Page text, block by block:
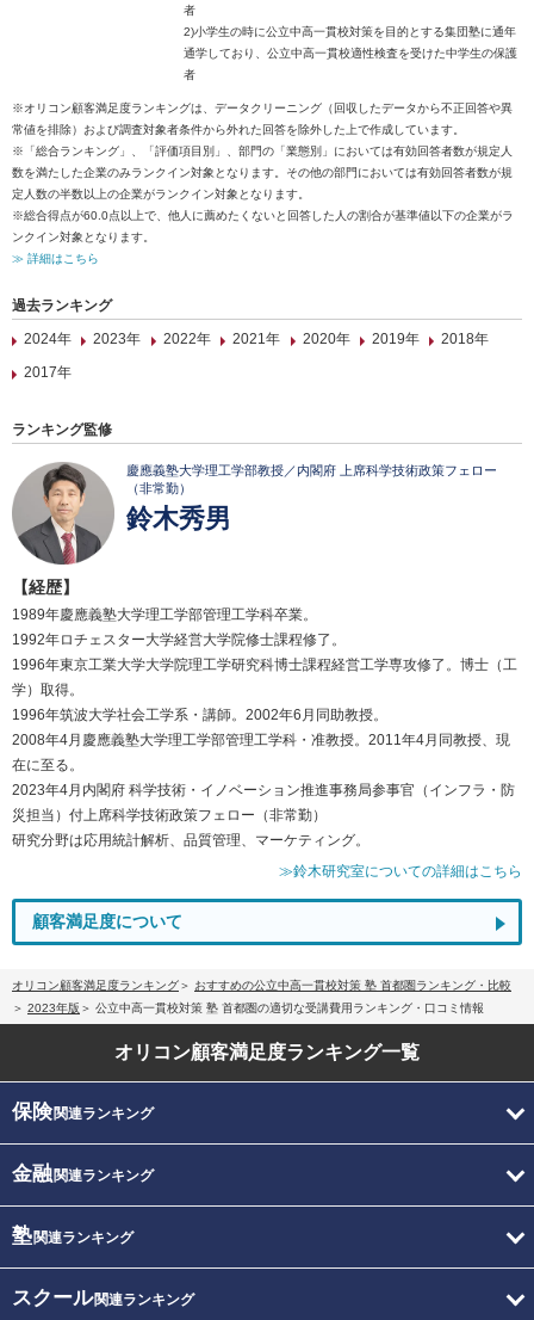
者
2)小学生の時に公立中高一貫校対策を目的とする集団塾に通年
通学しており、公立中高一貫校適性検査を受けた中学生の保護
者
※オリコン顧客満足度ランキングは、データクリーニング（回収したデータから不正回答や異
常値を排除）および調査対象者条件から外れた回答を除外した上で作成しています。
※「総合ランキング」、「評価項目別」、部門の「業態別」においては有効回答者数が規定人
数を満たした企業のみランクイン対象となります。その他の部門においては有効回答者数が規
定人数の半数以上の企業がランクイン対象となります。
※総合得点が60.0点以上で、他人に薦めたくないと回答した人の割合が基準値以下の企業がラ
ンクイン対象となります。
≫ 詳細はこちら
過去ランキング
2024年
2023年 2022年 2021年 2020年 2019年
2018年
2017年
ランキング監修
慶應義塾大学理工学部教授／内閣府 上席科学技術政策フェロー
（非常勤）
鈴木秀男
【経歴】
1989年慶應義塾大学理工学部管理工学科卒業。
1992年ロチェスター大学経営大学院修士課程修了。
1996年東京工業大学大学院理工学研究科博士課程経営工学専攻修了。博士（工
学）取得。
1996年筑波大学社会工学系・講師。2002年6月同助教授。
2008年4月慶應義塾大学理工学部管理工学科・准教授。2011年4月同教授、現
在に至る。
2023年4月内閣府 科学技術・イノベーション推進事務局参事官（インフラ・防
災担当）付上席科学技術政策フェロー（非常勤）
研究分野は応用統計解析、品質管理、マーケティング。
≫鈴木研究室についての詳細はこちら
顧客満足度について
オリコン顧客満足度ランキング
おすすめの公立中高一貫校対策 塾 首都圏ランキング・比較
2023年版
公立中高一貫校対策 塾 首都圏の適切な受講費用ランキング・口コミ情報
オリコン顧客満足度ランキング一覧
保険関連ランキング
金融関連ランキング
塾関連ランキング
スクール関連ランキング